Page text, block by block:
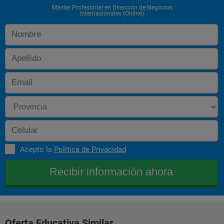
Internacionales al que podrán dirigirse para solicitar la
información que estimen oportuna en todo momento.
Titulación Oficial
Universidad a Distancia de Madrid (UDIMA), abonando los
derechos correspondientes, podrán optar a la obtención del
título de Máster Universitario en Dirección de Negocios
Internacionales, además del título de Máster Profesional
expedido por el CEF.
Requisitos:
* Matriculación,(fecha a fijar) y abono de los importes de la
UDIMA y del CEF (ambos se gestionan desde del CEF).
final de la UDIMA.
Máster Profesional en Dirección de Negocios
Internacionales (Online)
Acepto la Política de Privacidad